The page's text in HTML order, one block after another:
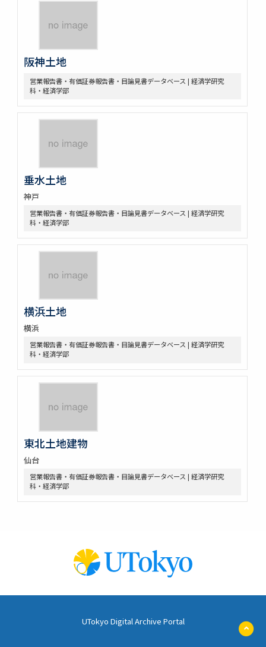
阪神土地
営業報告書・有価証券報告書・目論見書データベース | 経済学研究
科・経済学部
垂水土地
神戸
営業報告書・有価証券報告書・目論見書データベース | 経済学研究
科・経済学部
横浜土地
横浜
営業報告書・有価証券報告書・目論見書データベース | 経済学研究
科・経済学部
東北土地建物
仙台
営業報告書・有価証券報告書・目論見書データベース | 経済学研究
科・経済学部
UTokyo Digital Archive Portal
ペ